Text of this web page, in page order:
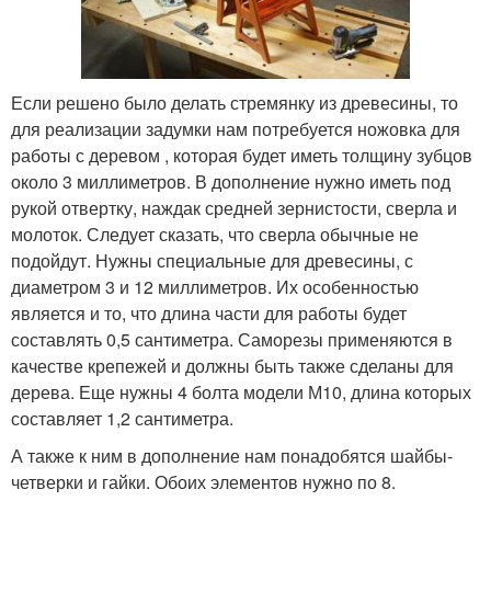
Если решено было делать стремянку из древесины, то
для реализации задумки нам потребуется ножовка для
работы с деревом , которая будет иметь толщину зубцов
около 3 миллиметров. В дополнение нужно иметь под
рукой отвертку, наждак средней зернистости, сверла и
молоток. Следует сказать, что сверла обычные не
подойдут. Нужны специальные для древесины, с
диаметром 3 и 12 миллиметров. Их особенностью
является и то, что длина части для работы будет
составлять 0,5 сантиметра. Саморезы применяются в
качестве крепежей и должны быть также сделаны для
дерева. Еще нужны 4 болта модели М10, длина которых
составляет 1,2 сантиметра.
А также к ним в дополнение нам понадобятся шайбы-
четверки и гайки. Обоих элементов нужно по 8.